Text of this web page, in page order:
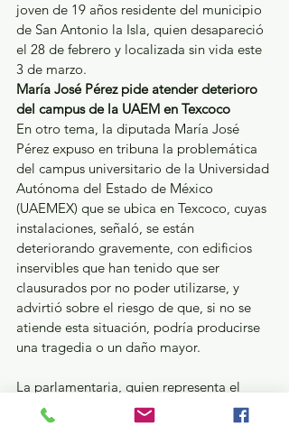
joven de 19 años residente del municipio
de San Antonio la Isla, quien desapareció
el 28 de febrero y localizada sin vida este
3 de marzo.
María José Pérez pide atender deterioro
del campus de la UAEM en Texcoco
En otro tema, la diputada María José
Pérez expuso en tribuna la problemática
del campus universitario de la Universidad
Autónoma del Estado de México
(UAEMEX) que se ubica en Texcoco, cuyas
instalaciones, señaló, se están
deteriorando gravemente, con edificios
inservibles que han tenido que ser
clausurados por no poder utilizarse, y
advirtió sobre el riesgo de que, si no se
atiende esta situación, podría producirse
una tragedia o un daño mayor.
La parlamentaria, quien representa el
Distrito Local XXIII con sede en esta
demarcación, identificó que esta es una